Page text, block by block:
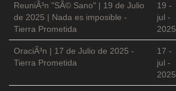
ReuniÃ³n "SÃ© Sano" | 19 de Julio
de 2025 | Nada es imposible -
Tierra Prometida
19 -
jul -
2025
OraciÃ³n | 17 de Julio de 2025 -
Tierra Prometida
17 -
jul -
2025